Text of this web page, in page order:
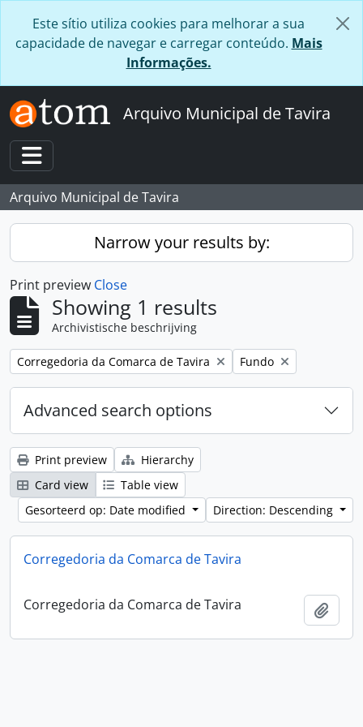
Este sítio utiliza cookies para melhorar a sua
capacidade de navegar e carregar conteúdo. Mais
Informações.
Arquivo Municipal de Tavira
Toggle navigation
Arquivo Municipal de Tavira
Narrow your results by:
Print preview Close
Showing 1 results
Archivistische beschrijving
Remove filter:
Corregedoria da Comarca de Tavira Remove filter:
Fundo
Advanced search options
Print preview
Hierarchy
Card view
Table view
Gesorteerd op: Date modified
Direction: Descending
Corregedoria da Comarca de Tavira
Corregedoria da Comarca de Tavira